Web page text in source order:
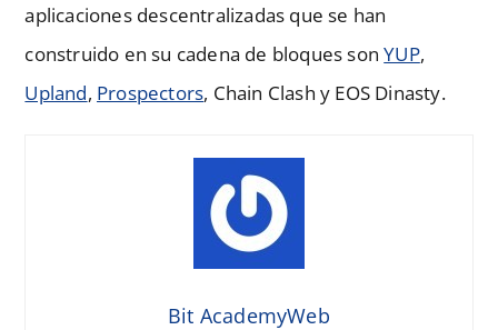
aplicaciones descentralizadas que se han
construido en su cadena de bloques sonYUP,
Upland, Prospectors, Chain Clash y EOS Dinasty.
Bit AcademyWeb